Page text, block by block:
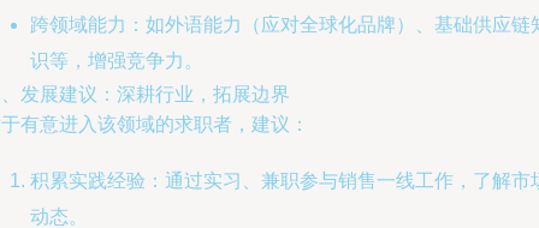
跨领域能力：如外语能力（应对全球化品牌）、基础供应链
识等，增强竞争力。
发展建议：深耕行业，拓展边界
有意进入该领域的求职者，建议：
积累实践经验：通过实习、兼职参与销售一线工作，了解市
动态。